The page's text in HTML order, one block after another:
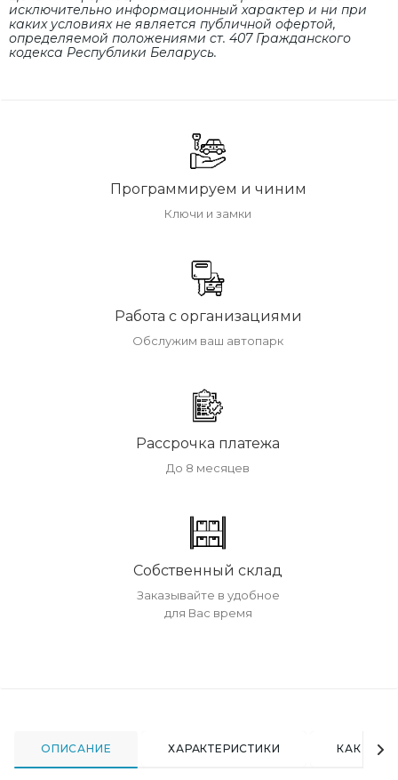
исключительно информационный характер и ни при
каких условиях не является публичной офертой,
определяемой положениями cт. 407 Гражданского
кодекса Республики Беларусь.
Программируем и чиним
Ключи и замки
Работа с организациями
Обслужим ваш автопарк
Рассрочка платежа
До 8 месяцев
Собственный склад
Заказывайте в удобное
для Вас время
ОПИСАНИЕ ХАРАКТЕРИСТИКИ КАК